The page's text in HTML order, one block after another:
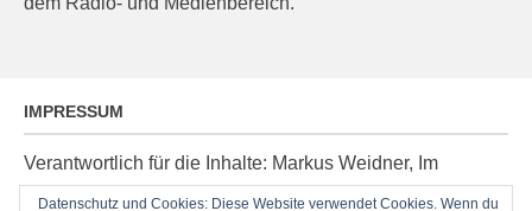
IMPRESSUM
Verantwortlich für die Inhalte: Markus Weidner, Im
Ziegelacker 20, D-63599 Biebergemünd, E-Mail:
Datenschutz und Cookies: Diese Website verwendet Cookies. Wenn du